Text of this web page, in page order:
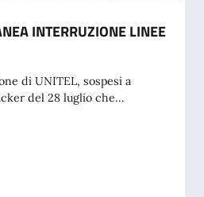
INTERRUZIONE LINEE
di UNITEL, sospesi a
del 28 luglio che...
INTERRUZIONE LINEE